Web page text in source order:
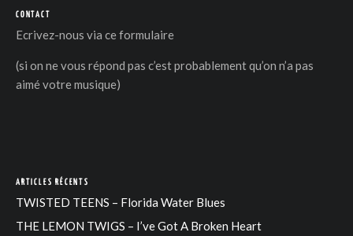
CONTACT
Ecrivez-nous via ce formulaire
(si on ne vous répond pas c’est probablement qu’on n’a pas
aimé votre musique)
ARTICLES RÉCENTS
TWISTED TEENS – Florida Water Blues
THE LEMON TWIGS – I’ve Got A Broken Heart